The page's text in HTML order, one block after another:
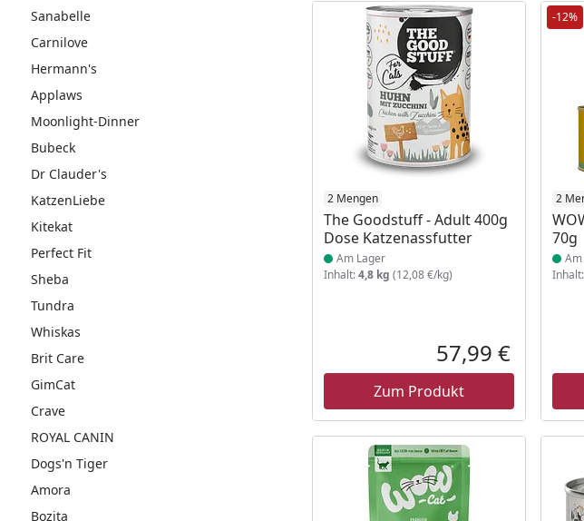
Sanabelle
Carnilove
Hermann's
Applaws
Moonlight-Dinner
Bubeck
Dr Clauder's
KatzenLiebe
Kitekat
Perfect Fit
Sheba
Tundra
Whiskas
Brit Care
GimCat
Crave
ROYAL CANIN
Dogs'n Tiger
Amora
Bozita
2 Mengen
The Goodstuff - Adult 400g
Dose Katzenassfutter
Produkt am Lager
Am Lager
Inhalt:4,8 kg (12,08 €/kg)
Aktueller
57,99 €
Zum Produkt
-12%
2
70g
Inhalt: